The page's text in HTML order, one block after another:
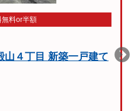
料or半額
山４丁目 新築一戸建て